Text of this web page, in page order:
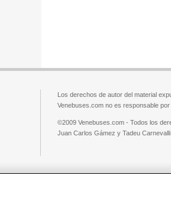
Los derechos de autor del material
Venebuses.com no es responsable
©2009 Venebuses.com - Todos los
Juan Carlos Gámez y Tadeu Carnevalli